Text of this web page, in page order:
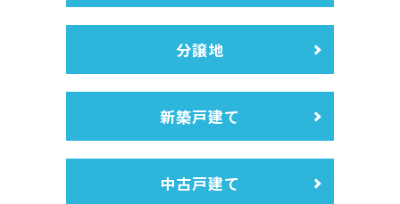
分譲地
新築戸建て
中古戸建て